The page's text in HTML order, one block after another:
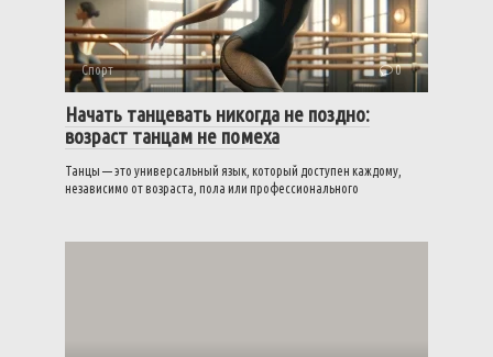
Спорт 0
Начать танцевать никогда не поздно:
возраст танцам не помеха
Танцы — это универсальный язык, который доступен каждому,
независимо от возраста, пола или профессионального